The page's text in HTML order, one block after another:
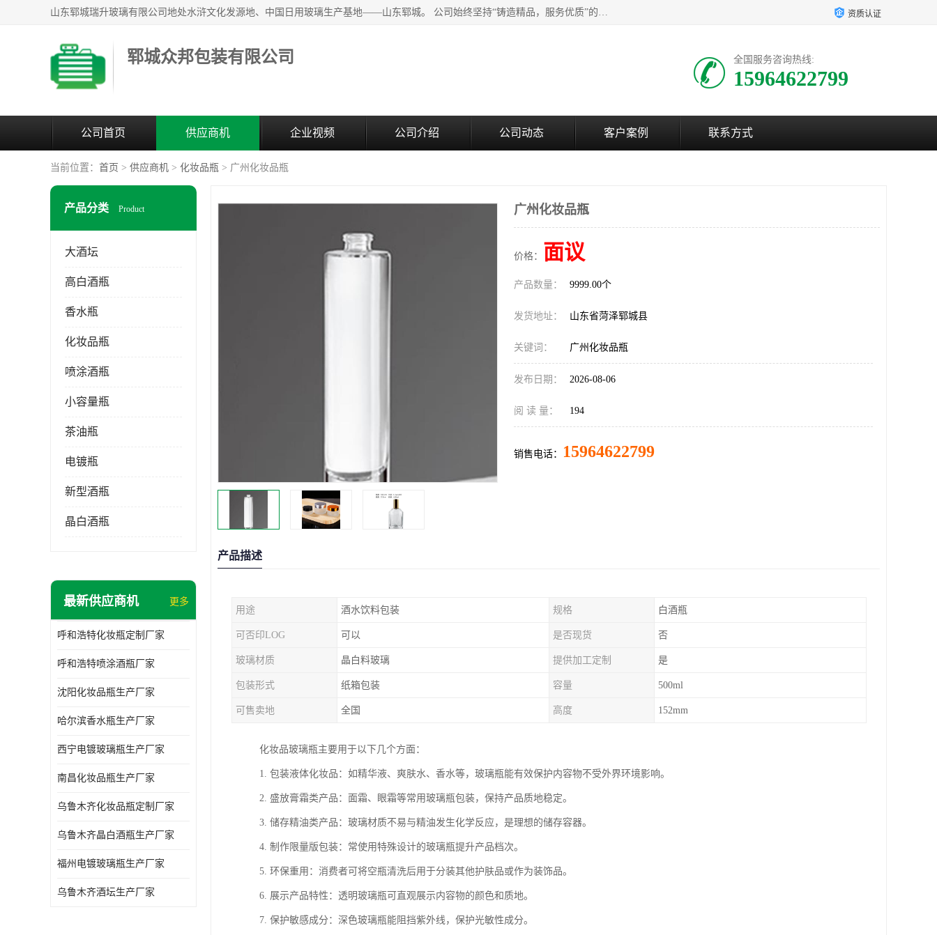
山东郓城瑞升玻璃有限公司地处水浒文化发源地、中国日用玻璃生产基地——山东郓城。 公司始终坚持“铸造精品，服务优质”的经营理念，斥资8000多万元引进国内先进的水晶料手工瓶生产线6条，晶白料8S机生产线8条，并引进人工挑料生产异型瓶和水晶玻璃瓶盖生产线。 资质认证
郓城众邦包装有限公司 全国服务咨询热线:
15964622799
公司首页 供应商机 企业视频 公司介绍 公司动态 客户案例 联系方式
当前位置： 首页 > 供应商机 > 化妆品瓶 > 广州化妆品瓶
产品分类 Product
大酒坛
高白酒瓶
香水瓶
化妆品瓶
喷涂酒瓶
小容量瓶
茶油瓶
电镀瓶
新型酒瓶
晶白酒瓶
最新供应商机 更多
呼和浩特化妆瓶定制厂家
呼和浩特喷涂酒瓶厂家
沈阳化妆品瓶生产厂家
哈尔滨香水瓶生产厂家
西宁电镀玻璃瓶生产厂家
南昌化妆品瓶生产厂家
乌鲁木齐化妆品瓶定制厂家
乌鲁木齐晶白酒瓶生产厂家
福州电镀玻璃瓶生产厂家
乌鲁木齐酒坛生产厂家
广州化妆品瓶
价格： 面议
产品数量： 9999.00个
发货地址： 山东省菏泽郓城县
关键词： 广州化妆品瓶
发布日期： 2026-08-06
阅 读 量： 194
销售电话： 15964622799
产品描述
用途 酒水饮料包装 规格 白酒瓶
可否印LOG 可以 是否现货 否
玻璃材质 晶白料玻璃 提供加工定制 是
包装形式 纸箱包装 容量 500ml
可售卖地 全国 高度 152mm
化妆品玻璃瓶主要用于以下几个方面：
1. 包装液体化妆品：如精华液、爽肤水、香水等，玻璃瓶能有效保护内容物不受外界环境影响。
2. 盛放膏霜类产品：面霜、眼霜等常用玻璃瓶包装，保持产品质地稳定。
3. 储存精油类产品：玻璃材质不易与精油发生化学反应，是理想的储存容器。
4. 制作限量版包装：常使用特殊设计的玻璃瓶提升产品档次。
5. 环保重用：消费者可将空瓶清洗后用于分装其他护肤品或作为装饰品。
6. 展示产品特性：透明玻璃瓶可直观展示内容物的颜色和质地。
7. 保护敏感成分：深色玻璃瓶能阻挡紫外线，保护光敏性成分。